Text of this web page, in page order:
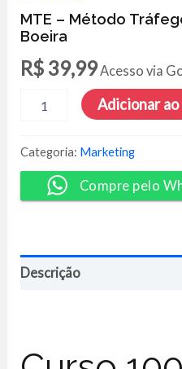
MTE – Método
Boeira
R$ 39,99Acesso via
Tráfego
de
Elite
Adicionar
Categoria: Marketing
Compre pelo
Descrição